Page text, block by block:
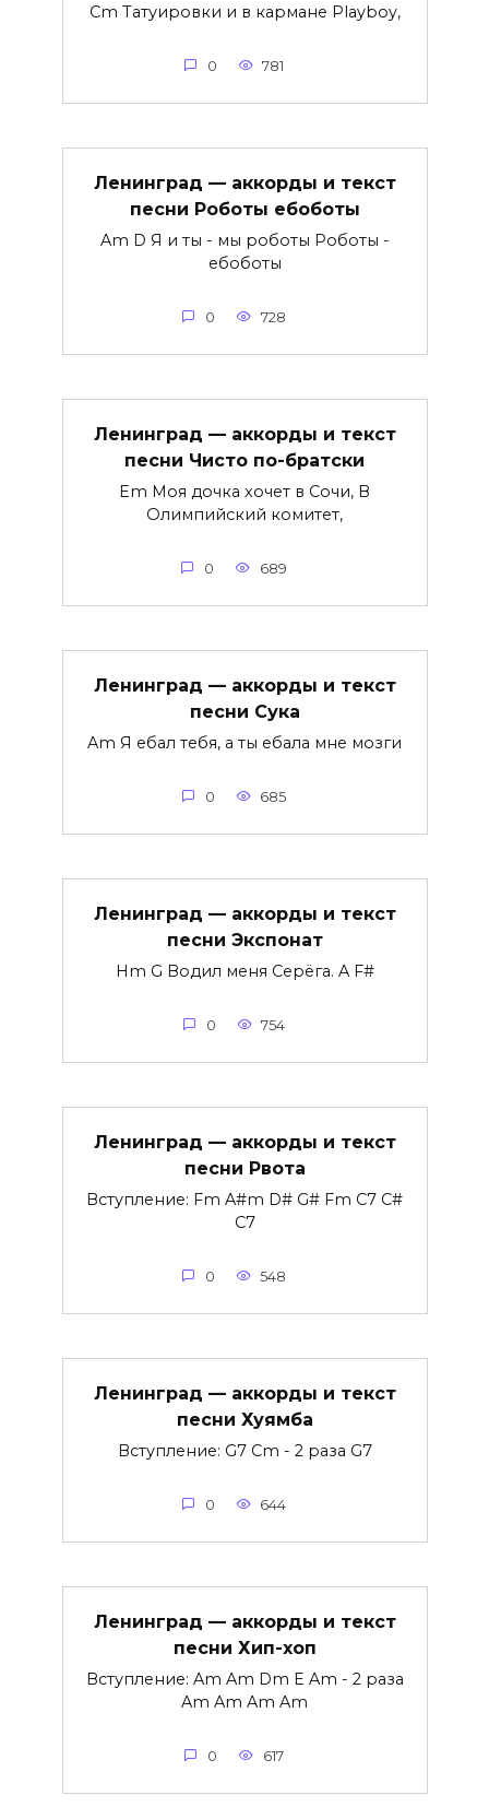
Cm Татуировки и в кармане Playboy,
0 781
Ленинград — аккорды и текст
песни Роботы ебоботы
Am D Я и ты - мы роботы Роботы -
ебоботы
0 728
Ленинград — аккорды и текст
песни Чисто по-братски
Em Моя дочка хочет в Сочи, В
Олимпийский комитет,
0 689
Ленинград — аккорды и текст
песни Сука
Am Я ебал тебя, а ты ебала мне мозги
0 685
Ленинград — аккорды и текст
песни Экспонат
Hm G Водил меня Серёга. A F#
0 754
Ленинград — аккорды и текст
песни Рвота
Вступление: Fm A#m D# G# Fm C7 C#
C7
0 548
Ленинград — аккорды и текст
песни Хуямба
Вступление: G7 Cm - 2 раза G7
0 644
Ленинград — аккорды и текст
песни Хип-хоп
Вступление: Am Am Dm E Am - 2 раза
Am Am Am Am
0 617